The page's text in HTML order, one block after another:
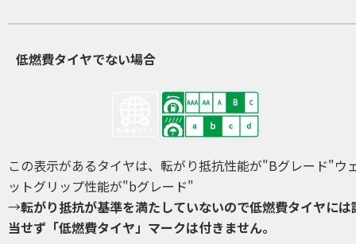
低燃費タイヤでない場合
この表示があるタイヤは、転がり抵抗性能が"Bグレード"ウ
ットグリップ性能が"bグレード"
→転がり抵抗が基準を満たしていないので低燃費タイヤには
当せず「低燃費タイヤ」マークは付きません。